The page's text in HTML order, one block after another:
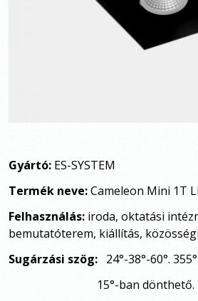
Gyártó: ES-SYSTEM
Termék neve:Cameleon Mini 1T
Felhasználás: iroda, oktatási
bemutatóterem, kiállítás,
Sugárzási szög: 24°-38°-60°. 355
15°-ban dönthető.